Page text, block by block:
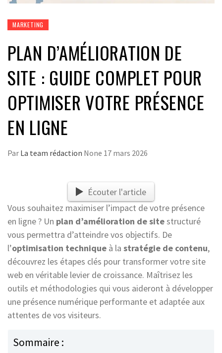
MARKETING
PLAN D’AMÉLIORATION DE
SITE : GUIDE COMPLET POUR
OPTIMISER VOTRE PRÉSENCE
EN LIGNE
Par La team rédaction None 17 mars 2026
Écouter l'article
Vous souhaitez maximiser l’impact de votre présence
en ligne ? Un plan d’amélioration de sitestructuré
vous permettra d’atteindre vos objectifs. De
l’optimisation technique à la stratégie de contenu,
découvrez les étapes clés pour transformer votre site
web en véritable levier de croissance. Maîtrisez les
outils et méthodologies qui vous aideront à développer
une présence numérique performante et adaptée aux
attentes de vos visiteurs.
Sommaire :